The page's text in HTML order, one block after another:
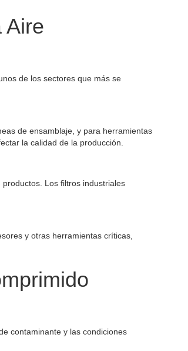
Aire
de los sectores que más se
de ensamblaje, y para herramientas
la calidad de la producción.
Los filtros industriales
y otras herramientas críticas,
contaminante y las condiciones